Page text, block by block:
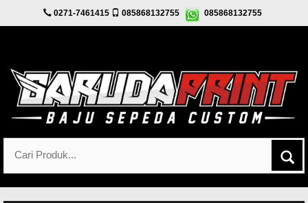
0271-7461415 085868132755 085868132755